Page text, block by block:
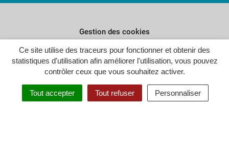
Ce site utilise des traceurs pour fonctionner et obtenir des
statistiques d'utilisation afin améliorer l'utilisation, vous pouvez
contrôler ceux que vous souhaitez activer.
Tout accepter Tout refuser Personnaliser
Gestion des cookies
Plan du site
Politique de confidentialité
Crédits